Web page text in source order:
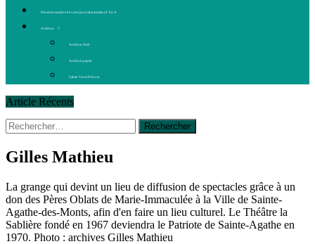
Devenez membre de votre journal et assistez à l’AGA
Archives
Archives Web
Archives papier
Cahier Vivez Prévost
Article Récents
14 octobre 2015
La course de boîtes à savon du club
Le rendez-vous des bolides
30 juin 2015 | Fantaisie et créativité en mode jeunesse
16 juillet 2026 | CULTURE
16 juillet 2026 | POLITIQUE
16 juillet 2026 | ENVIRONNEMENT
16 juillet 2026 | COMMUNAUTAIRE
Rechercher :
Gilles Mathieu
La grange qui devint un lieu de diffusion de spectacles grâce à un
don des Pères Oblats de Marie-Immaculée à la Ville de Sainte-
Agathe-des-Monts, afin d'en faire un lieu culturel. Le Théâtre la
Sablière fondé en 1967 deviendra le Patriote de Sainte-Agathe en
1970. Photo : archives Gilles Mathieu